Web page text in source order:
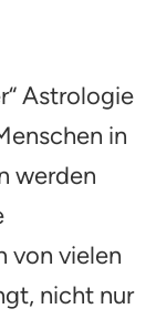
Astrologie
in
werden
von vielen
nicht nur